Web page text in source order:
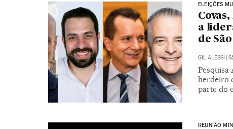
ELEIÇÕES
a
de
GIL ALESSI
Pesquisa
herdeiro
parte do
REUNIÃO